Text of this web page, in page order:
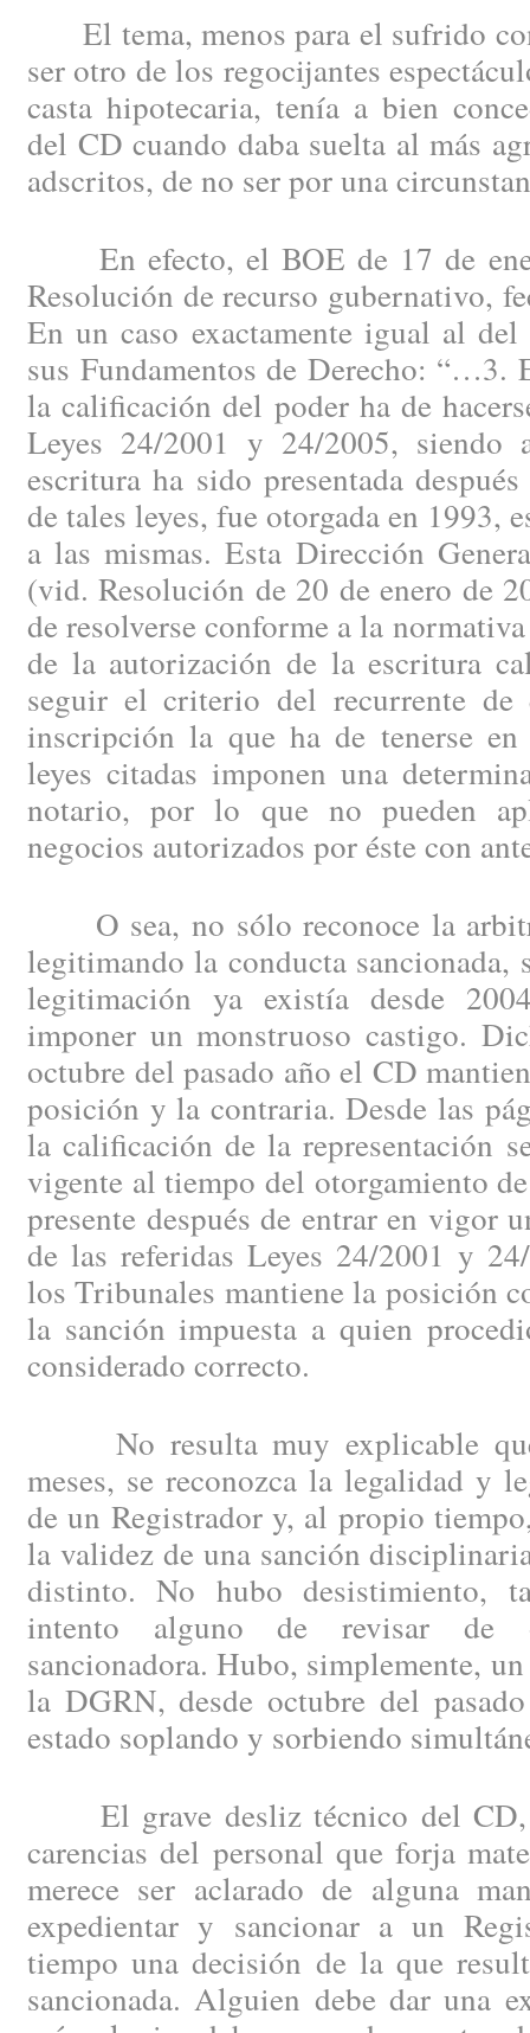
El tema, menos para el sufrido
ser otro de los regocijantes
casta hipotecaria, tenía a bien
del CD cuando daba suelta al más
adscritos, de no ser por una
En efecto, el BOE de 17 de
Resolución de recurso gubernativo,
En un caso exactamente igual al del
sus Fundamentos de Derecho: “…3.
la calificación del poder ha de
Leyes 24/2001 y 24/2005, siendo
escritura ha sido presentada
de tales leyes, fue otorgada en 1993,
a las mismas. Esta Dirección
(vid. Resolución de 20 de enero de
de resolverse conforme a la
de la autorización de la escritura
seguir el criterio del recurrente
inscripción la que ha de tenerse
leyes citadas imponen una
notario, por lo que no pueden
negocios autorizados por éste con
O sea, no sólo reconoce la
legitimando la conducta sancionada,
legitimación ya existía desde
imponer un monstruoso castigo.
octubre del pasado año el CD
posición y la contraria. Desde las
la calificación de la representación
vigente al tiempo del otorgamiento
presente después de entrar en vigor
de las referidas Leyes 24/2001 y
los Tribunales mantiene la posición
la sanción impuesta a quien
considerado correcto.
No resulta muy explicable
meses, se reconozca la legalidad y
de un Registrador y, al propio
la validez de una sanción
distinto. No hubo desistimiento,
intento alguno de revisar de
sancionadora. Hubo, simplemente,
la DGRN, desde octubre del
estado soplando y sorbiendo
El grave desliz técnico del CD,
carencias del personal que forja
merece ser aclarado de alguna
expedientar y sancionar a un
tiempo una decisión de la que
sancionada. Alguien debe dar una